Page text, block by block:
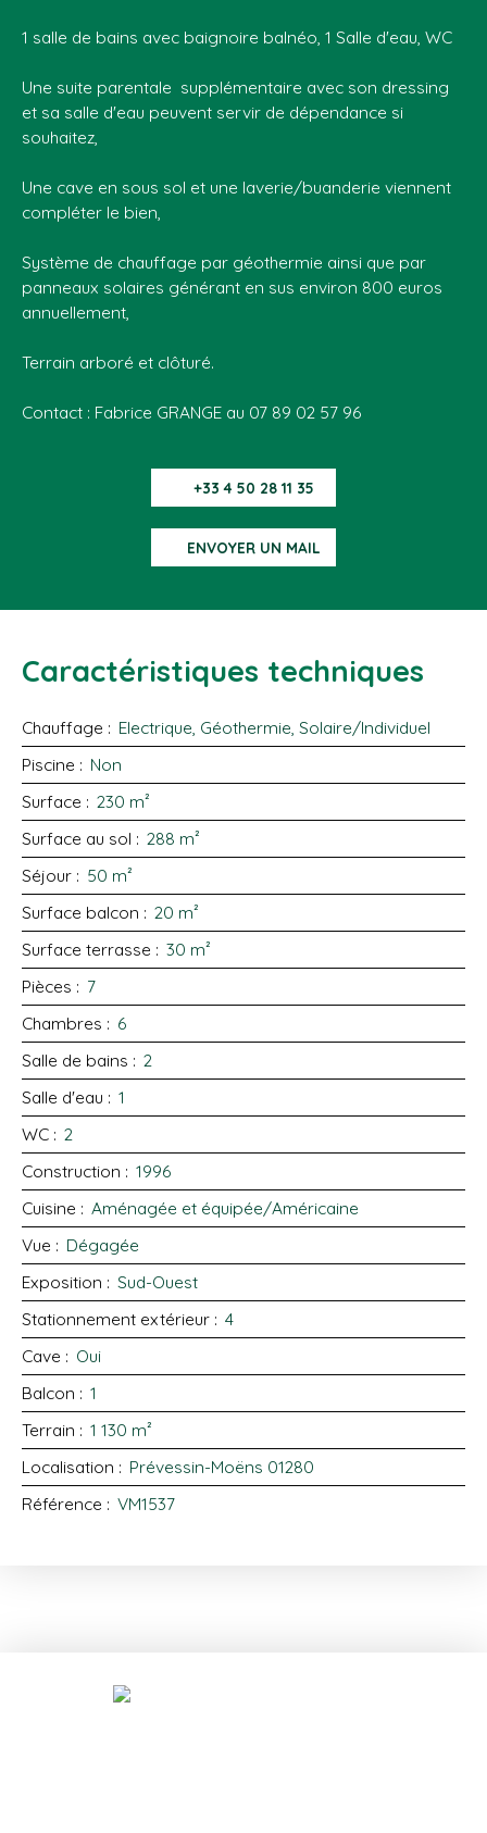
1 salle de bains avec baignoire balnéo, 1 Salle d'eau, WC
Une suite parentale supplémentaire avec son dressing
et sa salle d'eau peuvent servir de dépendance si
souhaitez,
Une cave en sous sol et une laverie/buanderie viennent
compléter le bien,
Système de chauffage par géothermie ainsi que par
panneaux solaires générant en sus environ 800 euros
annuellement,
Terrain arboré et clôturé.
Contact : Fabrice GRANGE au 07 89 02 57 96
+33 4 50 28 11 35
ENVOYER UN MAIL
Caractéristiques techniques
Chauffage : Electrique, Géothermie, Solaire/Individuel
Piscine : Non
Surface : 230 m²
Surface au sol : 288 m²
Séjour : 50 m²
Surface balcon : 20 m²
Surface terrasse : 30 m²
Pièces : 7
Chambres : 6
Salle de bains : 2
Salle d'eau : 1
WC : 2
Construction : 1996
Cuisine : Aménagée et équipée/Américaine
Vue : Dégagée
Exposition : Sud-Ouest
Stationnement extérieur : 4
Cave : Oui
Balcon : 1
Terrain : 1 130 m²
Localisation : Prévessin-Moëns 01280
Référence : VM1537